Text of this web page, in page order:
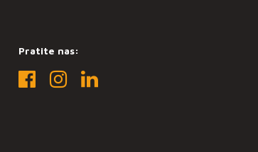
Pratite nas: